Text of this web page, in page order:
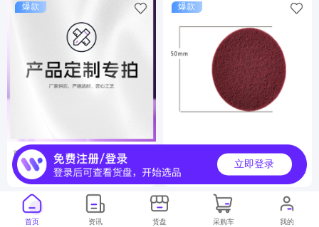
爆款
商品定制服务
月销 6000000+
爆款
工业百洁布
月销 500000+
立即登录
首页 资讯 货盘 采购车 我的